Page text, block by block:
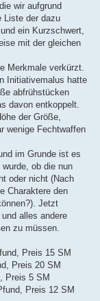
wir aufgrund
Liste der dazu
ein Kurzschwert,
mit der gleichen
Merkmale verkürzt.
Initiativemalus hatte
abfrühstücken
davon entkoppelt.
der Größe,
wenige Fechtwaffen
im Grunde ist es
ob die nun
oder nicht (Nach
Charaktere den
Jetzt
alles andere
zu müssen.
Preis 15 SM
Preis 20 SM
Preis 5 SM
Preis 12 SM